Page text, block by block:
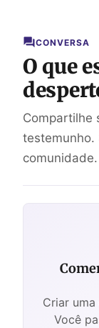
CONVERSA
O que
Compartilhe
testemunho.
comunidade.
Criar
Você